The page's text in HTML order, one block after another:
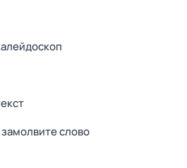
слово